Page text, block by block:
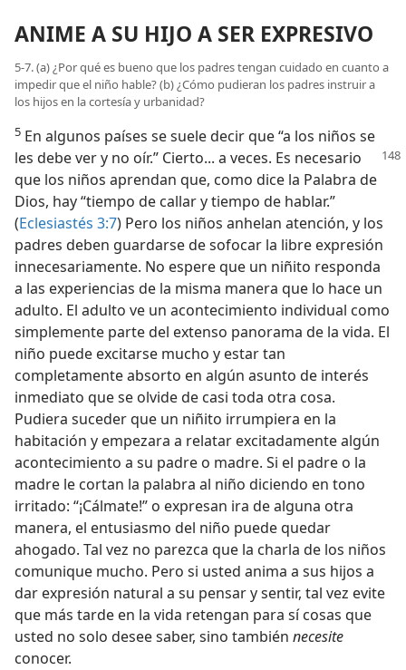
ANIME A SU HIJO A SER EXPRESIVO
5-7. (a) ¿Por qué es bueno que los padres tengan cuidado en cuanto a
impedir que el niño hable? (b) ¿Cómo pudieran los padres instruir a
los hijos en la cortesía y urbanidad?
5 En algunos países se suele decir que “a los niños se
les debe ver y no oír.” Cierto... a veces. Es necesario
que los niños aprendan que, como dice la Palabra de
Dios, hay “tiempo de callar y tiempo de hablar.”
(Eclesiastés 3:7) Pero los niños anhelan atención, y los
padres deben guardarse de sofocar la libre expresión
innecesariamente. No espere que un niñito responda
a las experiencias de la misma manera que lo hace un
adulto. El adulto ve un acontecimiento individual como
simplemente parte del extenso panorama de la vida. El
niño puede excitarse mucho y estar tan
completamente absorto en algún asunto de interés
inmediato que se olvide de casi toda otra cosa.
Pudiera suceder que un niñito irrumpiera en la
habitación y empezara a relatar excitadamente algún
acontecimiento a su padre o madre. Si el padre o la
madre le cortan la palabra al niño diciendo en tono
irritado: “¡Cálmate!” o expresan ira de alguna otra
manera, el entusiasmo del niño puede quedar
ahogado. Tal vez no parezca que la charla de los niños
comunique mucho. Pero si usted anima a sus hijos a
dar expresión natural a su pensar y sentir, tal vez evite
que más tarde en la vida retengan para sí cosas que
usted no solo desee saber, sino también necesite
conocer.